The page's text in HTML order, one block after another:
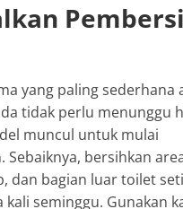
yang paling sederhana
tidak perlu menunggu
muncul untuk mulai
Sebaiknya, bersihkan
dan bagian luar toilet
kali seminggu. Gunakan